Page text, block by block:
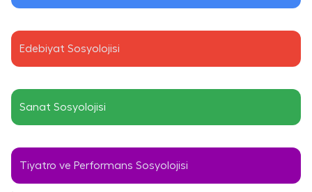
Edebiyat Sosyolojisi
Sanat Sosyolojisi
Tiyatro ve Performans Sosyolojisi